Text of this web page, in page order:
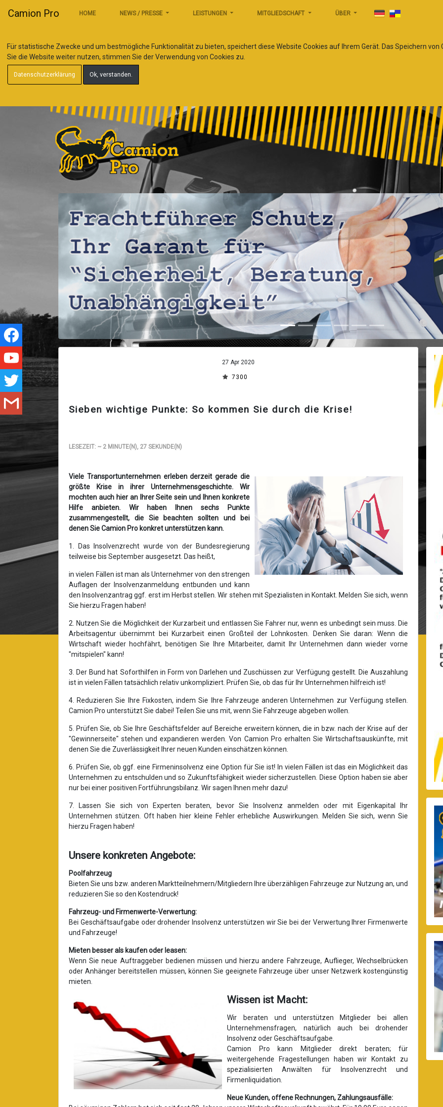
Für statistische Zwecke und um bestmögliche Funktionalität zu bieten, speichert diese Website Cookies auf Ihrem Gerät. Das Speichern
Sie die Website weiter nutzen, stimmen Sie der Verwendung von Cookies zu.
Datenschutzerklärung Ok, verstanden.
Camion Pro HOME NEWS / PRESSE LEISTUNGEN MITGLIEDSCHAFT ÜBER
Zurück
27 Apr 2020
7300
Sieben wichtige Punkte: So kommen Sie durch die Krise!
LESEZEIT: ~ 2 MINUTE(N), 27 SEKUNDE(N)
Viele Transportunternehmen erleben derzeit gerade die
größte Krise in ihrer Unternehmensgeschichte. Wir
mochten auch hier an Ihrer Seite sein und Ihnen konkrete
Hilfe anbieten. Wir haben Ihnen sechs Punkte
zusammengestellt, die Sie beachten sollten und bei
denen Sie Camion Pro konkret unterstützen kann.
1. Das Insolvenzrecht wurde von der Bundesregierung
teilweise bis September ausgesetzt. Das heißt,
in vielen Fällen ist man als Unternehmer von den strengen
Auflagen der Insolvenzanmeldung entbunden und kann
den Insolvenzantrag ggf. erst im Herbst stellen. Wir stehen mit Spezialisten in Kontakt. Melden Sie sich, wenn
Sie hierzu Fragen haben!
2. Nutzen Sie die Möglichkeit der Kurzarbeit und entlassen Sie Fahrer nur, wenn es unbedingt sein muss. Die
Arbeitsagentur übernimmt bei Kurzarbeit einen Großteil der Lohnkosten. Denken Sie daran: Wenn die
Wirtschaft wieder hochfährt, benötigen Sie Ihre Mitarbeiter, damit Ihr Unternehmen dann wieder vorne
"mitspielen" kann!
3. Der Bund hat Soforthilfen in Form von Darlehen und Zuschüssen zur Verfügung gestellt. Die Auszahlung
ist in vielen Fällen tatsächlich relativ unkompliziert. Prüfen Sie, ob das für Ihr Unternehmen hilfreich ist!
4. Reduzieren Sie Ihre Fixkosten, indem Sie Ihre Fahrzeuge anderen Unternehmen zur Verfügung stellen.
Camion Pro unterstützt Sie dabei! Teilen Sie uns mit, wenn Sie Fahrzeuge abgeben wollen.
5. Prüfen Sie, ob Sie Ihre Geschäftsfelder auf Bereiche erweitern können, die in bzw. nach der Krise auf der
"Gewinnerseite" stehen und expandieren werden. Von Camion Pro erhalten Sie Wirtschaftsauskünfte, mit
denen Sie die Zuverlässigkeit Ihrer neuen Kunden einschätzen können.
6. Prüfen Sie, ob ggf. eine Firmeninsolvenz eine Option für Sie ist! In vielen Fällen ist das ein Möglichkeit das
Unternehmen zu entschulden und so Zukunftsfähigkeit wieder sicherzustellen. Diese Option haben sie aber
nur bei einer positiven Fortführungsbilanz. Wir sagen Ihnen mehr dazu!
7. Lassen Sie sich von Experten beraten, bevor Sie Insolvenz anmelden oder mit Eigenkapital Ihr
Unternehmen stützen. Oft haben hier kleine Fehler erhebliche Auswirkungen. Melden Sie sich, wenn Sie
hierzu Fragen haben!
Unsere konkreten Angebote:
Poolfahrzeug
Bieten Sie uns bzw. anderen Marktteilnehmern/Mitgliedern Ihre überzähligen Fahrzeuge zur Nutzung an, und
reduzieren Sie so den Kostendruck!
Fahrzeug- und Firmenwerte-Verwertung:
Bei Geschäftsaufgabe oder drohender Insolvenz unterstützen wir Sie bei der Verwertung Ihrer Firmenwerte
und Fahrzeuge!
Mieten besser als kaufen oder leasen:
Wenn Sie neue Auftraggeber bedienen müssen und hierzu andere Fahrzeuge, Auflieger, Wechselbrücken
oder Anhänger bereitstellen müssen, können Sie geeignete Fahrzeuge über unser Netzwerk kostengünstig
mieten.
Wissen ist Macht:
Wir beraten und unterstützen Mitglieder bei allen
Unternehmensfragen, natürlich auch bei drohender
Insolvenz oder Geschäftsaufgabe.
Camion Pro kann Mitglieder direkt beraten; für
weitergehende Fragestellungen haben wir Kontakt zu
spezialisierten Anwälten für Insolvenzrecht und
Firmenliquidation.
Neue Kunden, offene Rechnungen, Zahlungsausfälle: